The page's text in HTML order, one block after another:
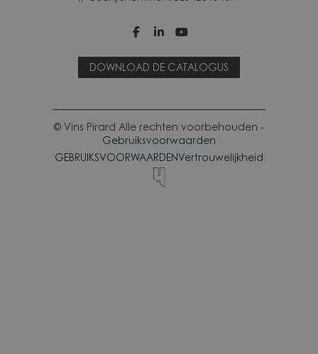
  
DOWNLOAD DE CATALOGUS
© Vins Pirard Alle rechten voorbehouden -
Gebruiksvoorwaarden
GEBRUIKSVOORWAARDENVertrouwelijkheid